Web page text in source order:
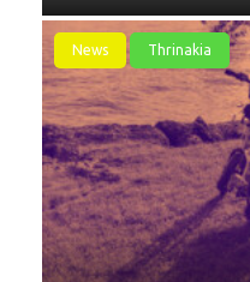
News Thrinakia